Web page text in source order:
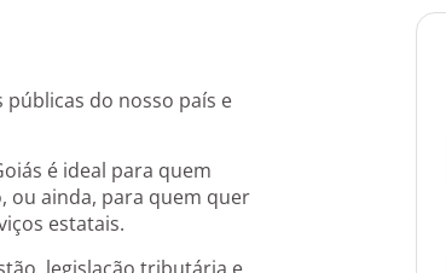
do nosso país e
é ideal para quem
ou ainda, para quem quer
estatais.